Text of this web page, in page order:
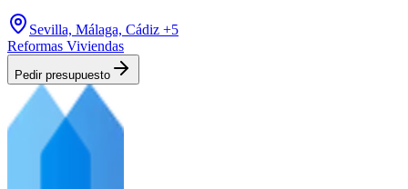
Sevilla, Málaga, Cádiz +5
Reformas Viviendas
Pedir presupuesto